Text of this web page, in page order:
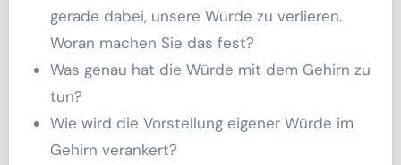
gerade dabei, unsere Würde zu verlieren.
Woran machen Sie das fest?
Was genau hat die Würde mit dem Gehirn zu
tun?
Wie wird die Vorstellung eigener Würde im
Gehirn verankert?